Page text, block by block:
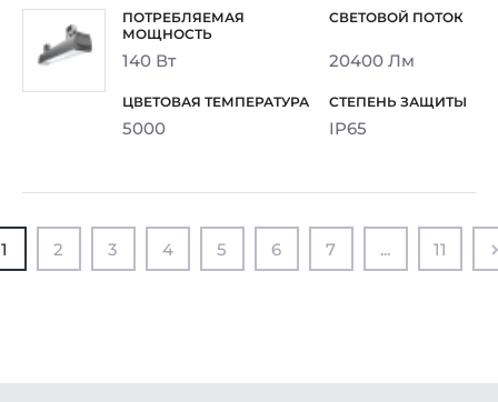
140 Вт 20400 Лм
5000 IP65
1 2 3 4 5 6 7 ... 11